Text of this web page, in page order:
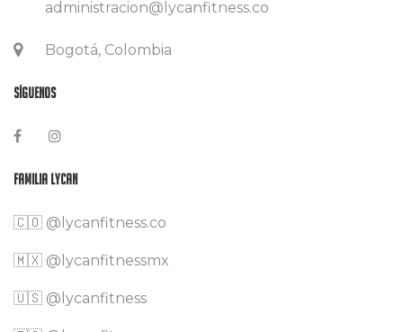
administracion@lycanfitness.co
Bogotá, Colombia
Síguenos
Familia Lycan
🇨🇴 @lycanfitness.co
🇲🇽 @lycanfitnessmx
🇺🇸 @lycanfitness